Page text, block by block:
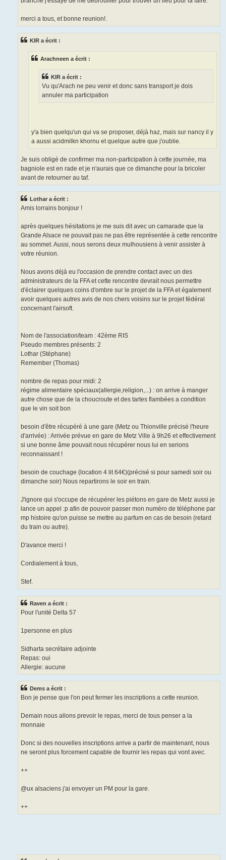
merci a tous, et bonne reunion!.
KIR a écrit :
Arachneen a écrit :
KIR a écrit :
Vu qu'Arach ne peu venir et donc sans transport je dois
annuler ma participation
y'a bien quelqu'un qui va se proposer, déjà haz, mais sur nancy il y
a aussi acidmilkn khornu et quelque autre que j'oublie.
Je suis obligé de confirmer ma non-participation à cette journée, ma
bagniole est en rade et je n'aurais que ce dimanche pour la bricoler
avant de retourner au taf.
Lothar a écrit :
Amis lorrains bonjour !
après quelques hésitations je me suis dit avec un camarade que la
Grande Alsace ne pouvait pas ne pas être représentée à cette rencontre
au sommet. Aussi, nous serons deux mulhousiens à venir assister à
votre réunion.
Nous avons déjà eu l'occasion de prendre contact avec un des
administrateurs de la FFA et cette rencontre devrait nous permettre
d'éclairer quelques coins d'ombre sur le projet de la FFA et également
avoir quelques autres avis de nos chers voisins sur le projet fédéral
concernant l'airsoft.
Nom de l'association/team : 42ème RIS
Pseudo membres présents: 2
Lothar (Stéphane)
Remember (Thomas)
nombre de repas pour midi: 2
régime alimentaire spéciaux(allergie,religion,...) : on arrive à manger
autre chose que de la choucroute et des tartes flambées a condition
que le vin soit bon
besoin d'être récupéré à une gare (Metz ou Thionville précisé l'heure
d'arrivée) : Arrivée prévue en gare de Metz Ville à 9h26 et effectivement
si une bonne âme pouvait nous récupérer nous lui en serions
reconnaissant !
besoin de couchage (location 4 lit 64€)(précisé si pour samedi soir ou
dimanche soir) Nous repartirons le soir en train.
J'ignore qui s'occupe de récupérer les piétons en gare de Metz aussi je
lance un appel :p afin de pouvoir passer mon numéro de téléphone par
mp histoire qu'on puisse se mettre au parfum en cas de besoin (retard
du train ou autre).
D'avance merci !
Cordialement à tous,
Stef.
Raven a écrit :
Pour l'unité Delta 57
1personne en plus
Sidharta secrétaire adjointe
Repas: oui
Allergie: aucune
Dems a écrit :
Bon je pense que l'on peut fermer les inscriptions a cette reunion.
Demain nous allons prevoir le repas, merci de tous penser a la
monnaie
Donc si des nouvelles inscriptions arrive a partir de maintenant, nous
ne seront plus forcement capable de fournir les repas qui vont avec.
++
@ux alsaciens j'ai envoyer un PM pour la gare.
++